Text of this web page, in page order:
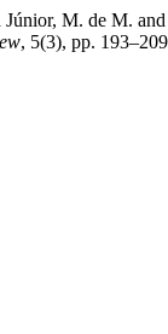
M. de M.
, 5(3), pp.